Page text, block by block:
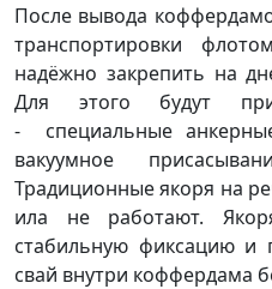
После вывода
транспортировки
надёжно закрепить на
Для этого будут
- специальные
вакуумное
Традиционные якоря на
ила не работают.
стабильную фиксацию и
свай внутри коффердама